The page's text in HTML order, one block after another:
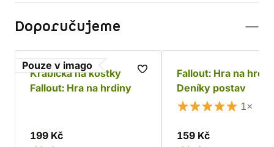
Doporučujeme
Pouze v imago
Krabička na kostky
Fallout: Hra na hrdiny
199 Kč
Fallout: Hra na
Deníky postav
1×
159 Kč